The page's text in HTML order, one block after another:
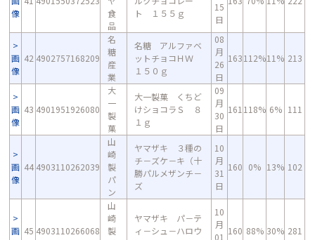
像
食
品
ト １５５ｇ
15
日
画
像
42 4902757168209
名
糖
産
業
名糖 アルファベ
ットチョコＨＷ
１５０ｇ
08
月
26
日
163112%11% 213
画
像
43 4901951926080
大
一
製
菓
大一製菓 くちど
けショコラＳ ８
１ｇ
09
月
30
日
161 118% 6% 111
画
像
44 4903110262039
山
崎
製
パ
ン
ヤマザキ ３種の
チ－ズケ－キ（十
勝パルメザンチ－
ズ
10
月
31
日
160 0% 13% 102
画 45 4903110266068
山
崎
製
ヤマザキ パ－テ
ィ－シュ－ハロウ
10
月
01
160 88% 30% 281